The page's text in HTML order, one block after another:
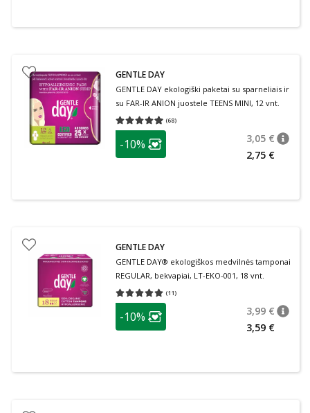
GENTLE DAY
GENTLE DAY ekologiški paketai su sparneliais ir
su FAR-IR ANION juostele TEENS MINI, 12 vnt.
(68)
Vidutinis įvertinimas 4.96
patarimas
Lojalumo klubo narių nuolaida
-10% 3,05 €
2,75 €
GENTLE DAY
GENTLE DAY® ekologiškos medvilnės tamponai
REGULAR, bekvapiai, LT-EKO-001, 18 vnt.
(11)
Vidutinis įvertinimas 5.00
patarimas
Lojalumo klubo narių nuolaida
-10% 3,99 €
3,59 €